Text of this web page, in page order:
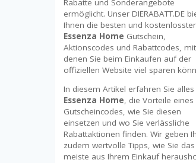
Rabatte und Sonderangebote
ermöglicht. Unser DIERABATT.DE
Ihnen die besten und
Essenza Home Gutschein,
Aktionscodes und Rabattcodes, mit
denen Sie beim Einkaufen auf der
offiziellen Website viel sparen
In diesem Artikel erfahren Sie
Essenza Home, die Vorteile eines
Gutscheincodes, wie Sie diesen
einsetzen und wo Sie verlässliche
Rabattaktionen finden. Wir geben
zudem wertvolle Tipps, wie Sie das
meiste aus Ihrem Einkauf